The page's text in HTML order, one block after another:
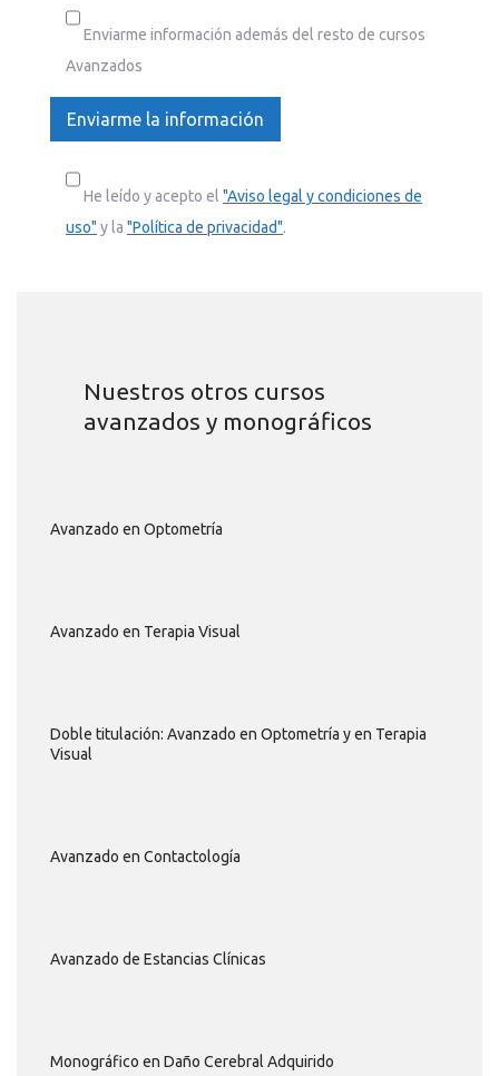
Enviarme información además del resto de cursos
Avanzados
He leído y acepto el "Aviso legal y condiciones de
uso" y la "Política de privacidad".
Nuestros otros cursos
avanzados y monográficos
Avanzado en Optometría
Avanzado en Terapia Visual
Doble titulación: Avanzado en Optometría y en Terapia
Visual
Avanzado en Contactología
Avanzado de Estancias Clínicas
Monográfico en Daño Cerebral Adquirido